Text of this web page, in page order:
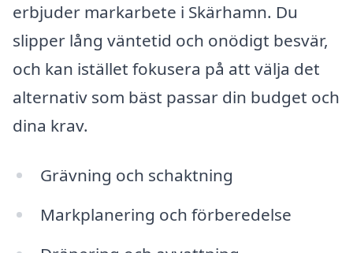
erbjuder markarbete i Skärhamn. Du
slipper lång väntetid och onödigt besvär,
och kan istället fokusera på att välja det
alternativ som bäst passar din budget och
dina krav.
Grävning och schaktning
Markplanering och förberedelse